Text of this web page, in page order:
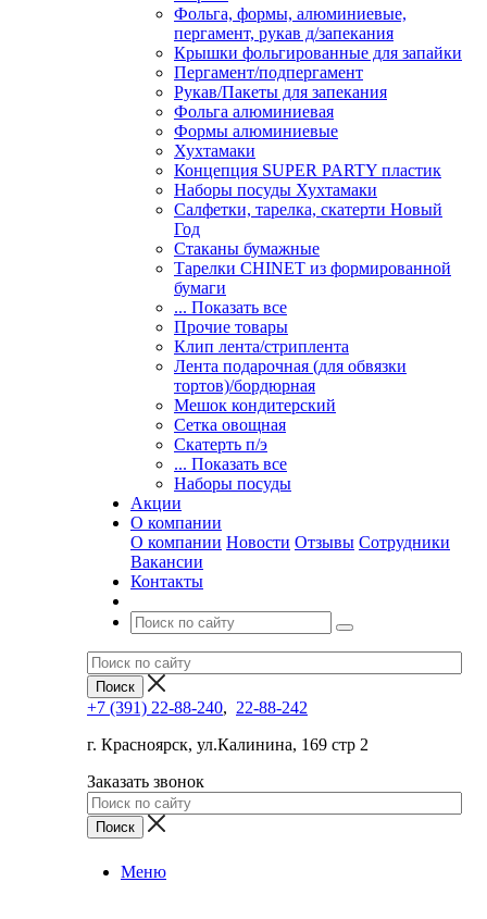
Фольга, формы, алюминиевые,
пергамент, рукав д/запекания
Крышки фольгированные для запайки
Пергамент/подпергамент
Рукав/Пакеты для запекания
Фольга алюминиевая
Формы алюминиевые
Хухтамаки
Концепция SUPER PARTY пластик
Наборы посуды Хухтамаки
Салфетки, тарелка, скатерти Новый
Год
Стаканы бумажные
Тарелки CHINET из формированной
бумаги
... Показать все
Прочие товары
Клип лента/стриплента
Лента подарочная (для обвязки
тортов)/бордюрная
Мешок кондитерский
Сетка овощная
Скатерть п/э
... Показать все
Наборы посуды
Акции
О компании
О компании Новости Отзывы Сотрудники
Вакансии
Контакты
+7 (391) 22-88-240, 22-88-242
г. Красноярск, ул.Калинина, 169 стр 2
Заказать звонок
Меню